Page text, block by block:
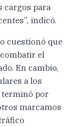
cargos para
indicó.
cuestionó que
el
En cambio,
a los
terminó por
marcamos